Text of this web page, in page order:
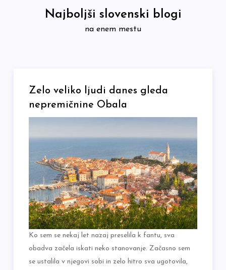
Najboljši slovenski blogi
na enem mestu
Zelo veliko ljudi danes gleda
nepremičnine Obala
Ko sem se nekaj let nazaj preselila k fantu, sva
obadva začela iskati neko stanovanje. Začasno sem
se ustalila v njegovi sobi in zelo hitro sva ugotovila,